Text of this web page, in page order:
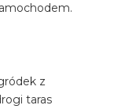
z
taras